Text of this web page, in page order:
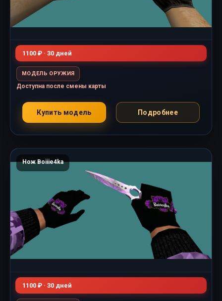
1100 ₽ · 30 дней
МОДЕЛЬ ОРУЖИЯ
Доступна после смены карты
Купить модель Подробнее
Нож Boiiie4ka
1100 ₽ · 30 дней